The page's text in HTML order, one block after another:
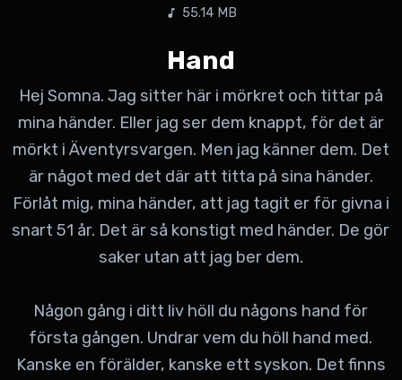
55.14 MB
Hand
Hej Somna. Jag sitter här i mörkret och tittar på
mina händer. Eller jag ser dem knappt, för det är
mörkt i Äventyrsvargen. Men jag känner dem. Det
är något med det där att titta på sina händer.
Förlåt mig, mina händer, att jag tagit er för givna i
snart 51 år. Det är så konstigt med händer. De gör
saker utan att jag ber dem.
Någon gång i ditt liv höll du någons hand för
första gången. Undrar vem du höll hand med.
Kanske en förälder, kanske ett syskon. Det finns